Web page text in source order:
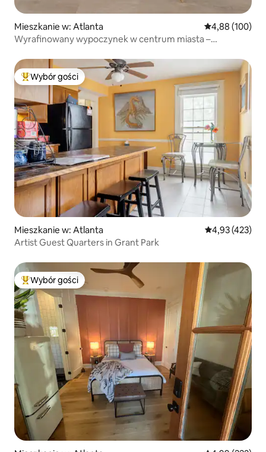
Mieszkanie w: Atlanta Średnia
4,88 (100)
Wyrafinowany wypoczynek w centrum miasta –
Najpopularniejsze z kategorii Wybór gości
Wybór gości
Mieszkanie w: Atlanta Średnia
4,93 (423)
Artist Guest Quarters in Grant Park
Najpopularniejsze z kategorii Wybór gości
Wybór gości